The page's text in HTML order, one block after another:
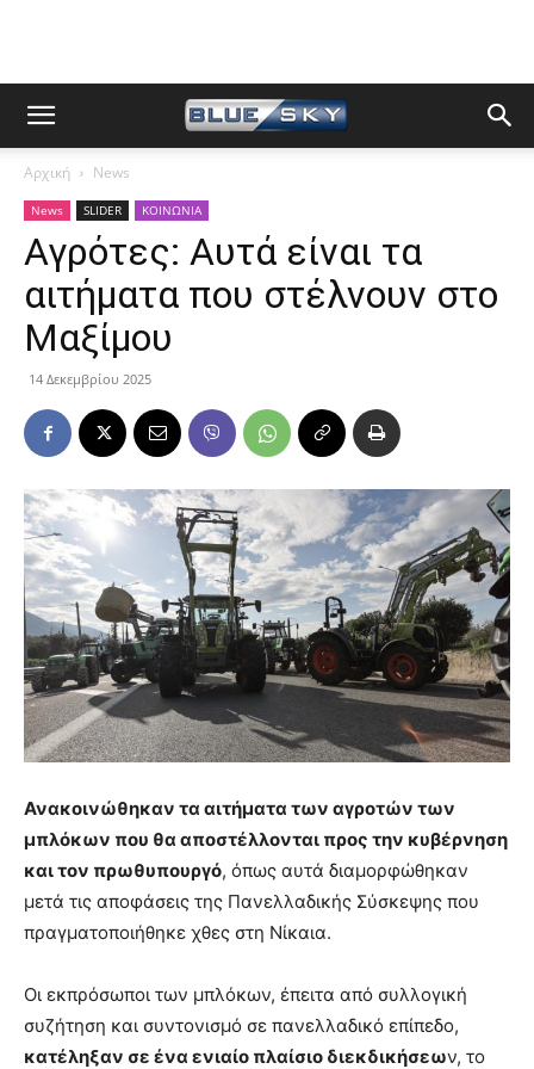
Αρχική News
News SLIDER ΚΟΙΝΩΝΙΑ
Αγρότες: Αυτά είναι τα
αιτήματα που στέλνουν στο
Μαξίμου
14 Δεκεμβρίου 2025
Ανακοινώθηκαν τα αιτήματα των αγροτών των
μπλόκων που θα αποστέλλονται προς την κυβέρνηση
και τον πρωθυπουργό, όπως αυτά διαμορφώθηκαν
μετά τις αποφάσεις της Πανελλαδικής Σύσκεψης που
πραγματοποιήθηκε χθες στη Νίκαια.
Οι εκπρόσωποι των μπλόκων, έπειτα από συλλογική
συζήτηση και συντονισμό σε πανελλαδικό επίπεδο,
κατέληξαν σε ένα ενιαίο πλαίσιο διεκδικήσεων, το